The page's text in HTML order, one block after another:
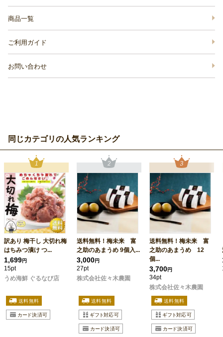
商品一覧
ご利用ガイド
お問い合わせ
同じカテゴリの人気ランキング
訳あり 梅干し 大切れ梅
はちみつ漬け つ...
1,699円
15pt
うめ海鮮 ぐるなび店
送料無料！梅未来 富
之助のあまうめ 9個入...
3,000円
27pt
株式会社佐々木農園
送料無料！梅未来 富
之助のあまうめ 12
個...
3,700円
34pt
株式会社佐々木農園